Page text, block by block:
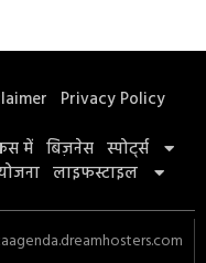
Privacy Policy
में बिज़नेस स्पोर्ट्स
लाइफस्टाइल